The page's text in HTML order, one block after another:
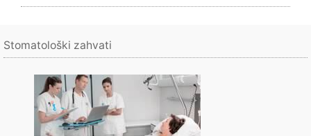
Stomatološki zahvati